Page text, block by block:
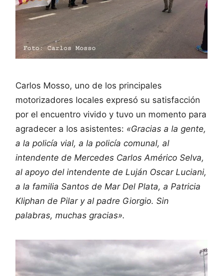
Carlos Mosso, uno de los principales
motorizadores locales expresó su satisfacción
por el encuentro vivido y tuvo un momento para
agradecer a los asistentes: «Gracias a la gente,
a la policía vial, a la policía comunal, al
intendente de Mercedes Carlos Américo Selva,
al apoyo del intendente de Luján Oscar Luciani,
a la familia Santos de Mar Del Plata, a Patricia
Kliphan de Pilar y al padre Giorgio. Sin
palabras, muchas gracias».